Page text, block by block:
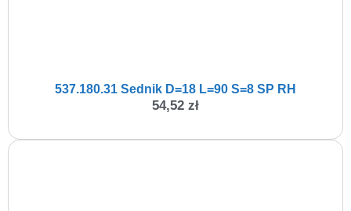
537.180.31 Sednik D=18 L=90 S=8 SP RH
54,52 zł